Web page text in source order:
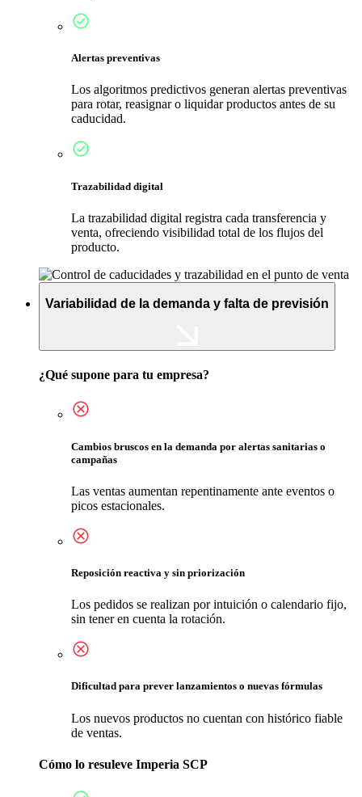
Alertas preventivas
Los algoritmos predictivos generan alertas preventivas
para rotar, reasignar o liquidar productos antes de su
caducidad.
Trazabilidad digital
La trazabilidad digital registra cada transferencia y
venta, ofreciendo visibilidad total de los flujos del
producto.
Variabilidad de la demanda y falta de previsión
¿Qué supone para tu empresa?
Cambios bruscos en la demanda por alertas sanitarias o
campañas
Las ventas aumentan repentinamente ante eventos o
picos estacionales.
Reposición reactiva y sin priorización
Los pedidos se realizan por intuición o calendario fijo,
sin tener en cuenta la rotación.
Dificultad para prever lanzamientos o nuevas fórmulas
Los nuevos productos no cuentan con histórico fiable
de ventas.
Cómo lo resuleve Imperia SCP